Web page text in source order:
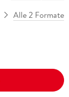
Alle 2 Formate